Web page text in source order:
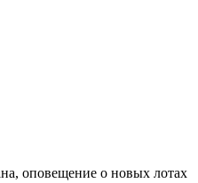
оповещение о новых лотах